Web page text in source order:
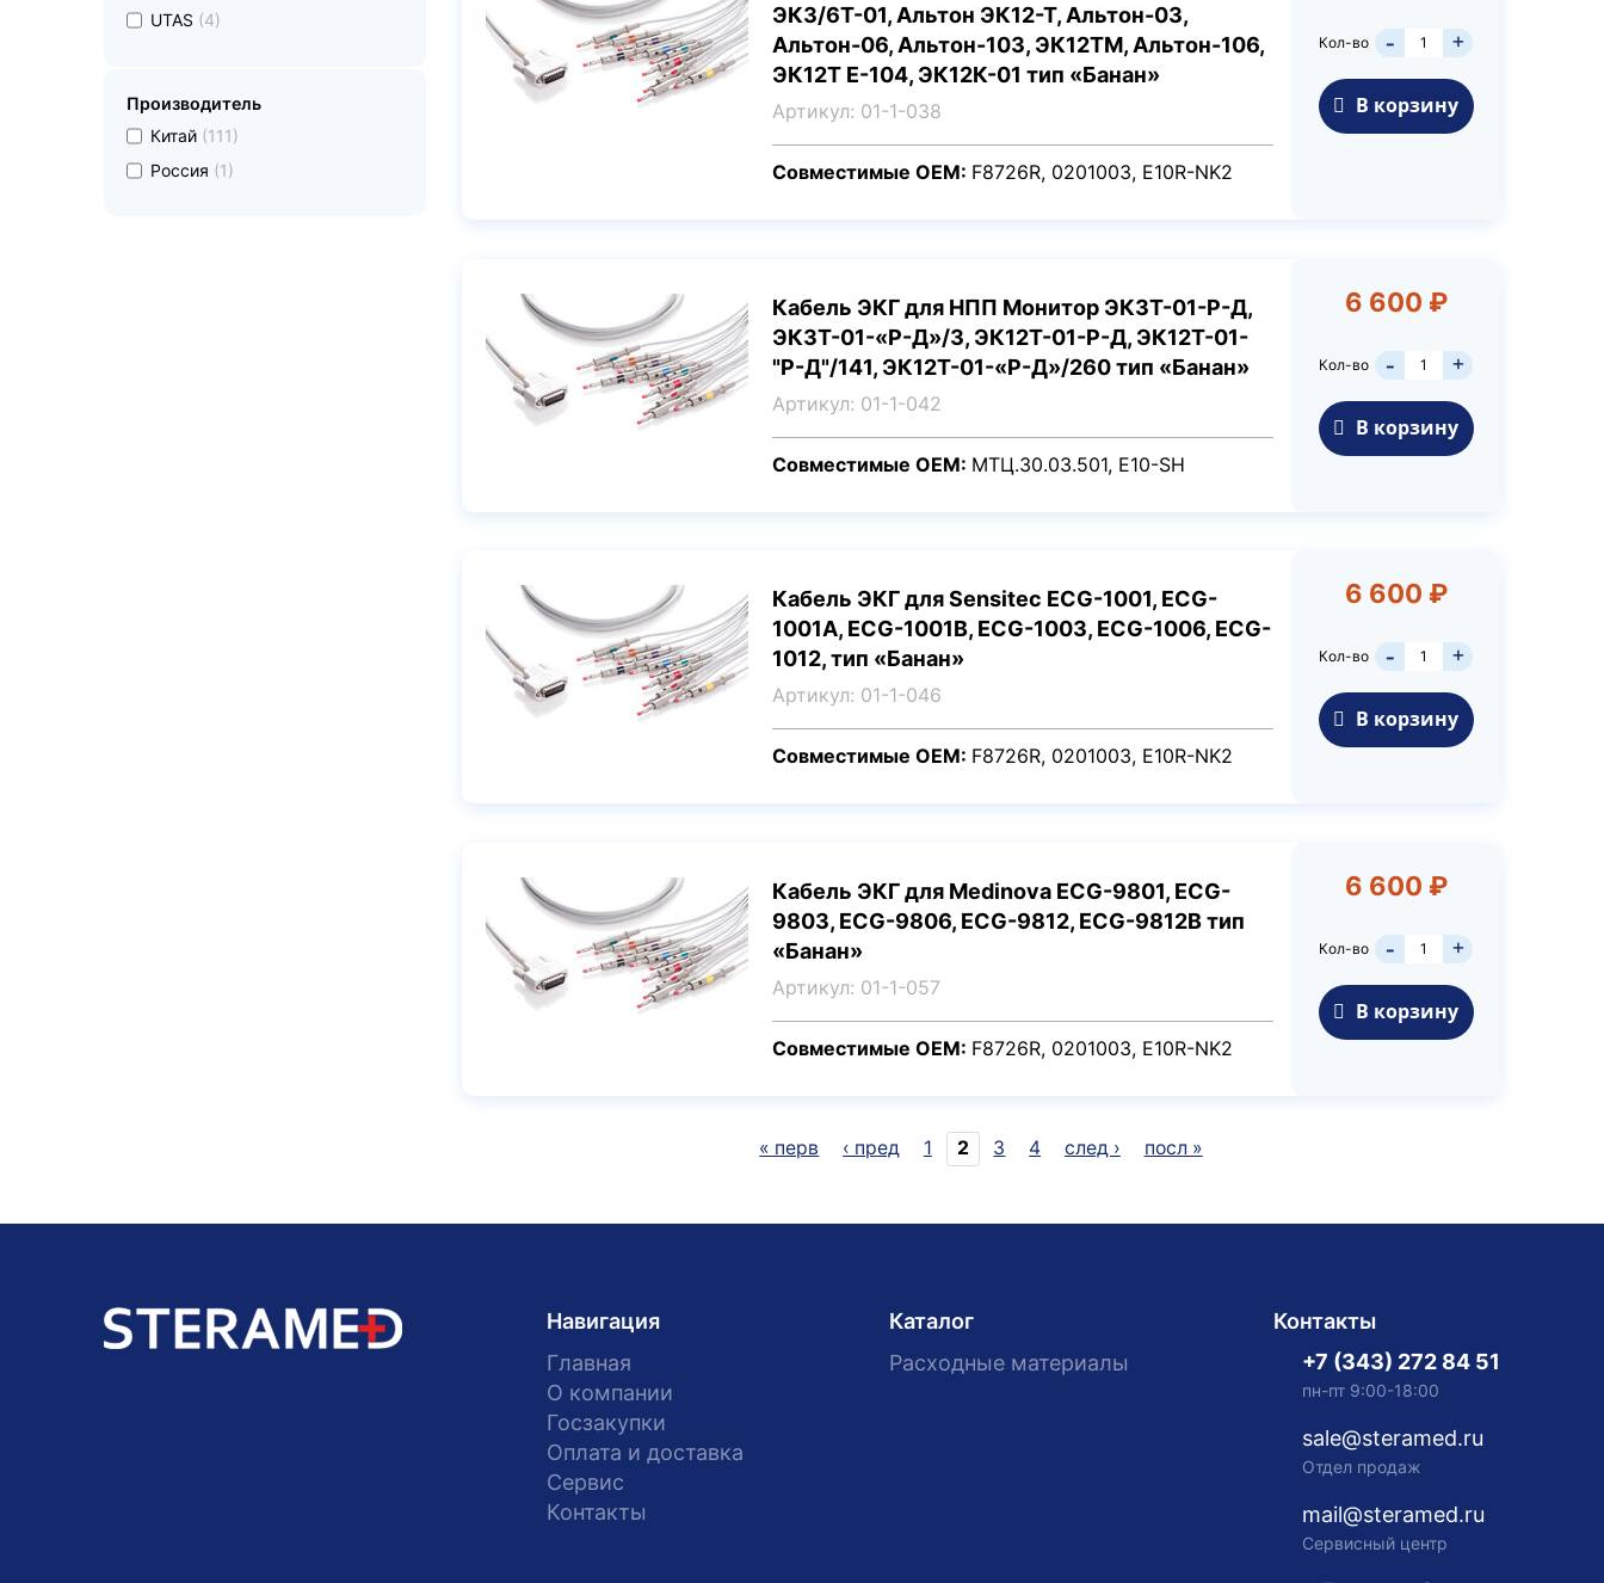
Кол-во - +
В корзину
ЭКЗ/6Т-01, Альтон ЭК12-Т, Альтон-03,
Альтон-06, Альтон-103, ЭК12ТМ, Альтон-106,
ЭК12Т Е-104, ЭК12К-01 тип «Банан»
Артикул: 01-1-038
Совместимые OEM: F8726R, 0201003​, E10R-NK2
6 600 ₽
Кол-во - +
В корзину
Кабель ЭКГ для НПП Монитор ЭК3Т-01-Р-Д,
ЭК3Т-01-«Р-Д»/3, ЭК12Т-01-Р-Д, ЭК12Т-01-
"Р-Д"/141, ЭК12Т-01-«Р-Д»/260 тип «Банан»
Артикул: 01-1-042
Совместимые OEM: МТЦ.30.03.501, E10-SH
6 600 ₽
Кол-во - +
В корзину
Кабель ЭКГ для Sensitec ECG-1001, ECG-
1001A, ECG-1001B, ECG-1003, ECG-1006, ECG-
1012, тип «Банан»
Артикул: 01-1-046
Совместимые OEM: F8726R, 0201003​, E10R-NK2
6 600 ₽
Кол-во - +
В корзину
Кабель ЭКГ для Medinova ECG-9801, ECG-
9803, ECG-9806, ECG-9812, ECG-9812B тип
«Банан»
Артикул: 01-1-057
Совместимые OEM: F8726R, 0201003​, E10R-NK2
« перв ‹ пред 1 2 3 4 след › посл »
undefined
UTAS (4)
Производитель
undefined
Китай (111)
undefined
Россия (1)
Навигация
Главная
О компании
Госзакупки
Оплата и доставка
Сервис
Контакты
Каталог
Расходные материалы
Контакты
+7 (343) 272 84 51
пн-пт 9:00-18:00
sale@steramed.ru
Отдел продаж
mail@steramed.ru
Сервисный центр